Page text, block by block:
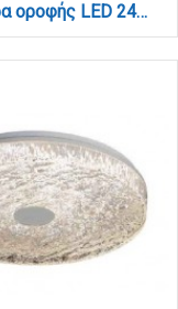
Πλαφονιέρα οροφής LED 24W 4000K από λευκό ακρυλικό D:40cm (42164-Β-Λευκό)